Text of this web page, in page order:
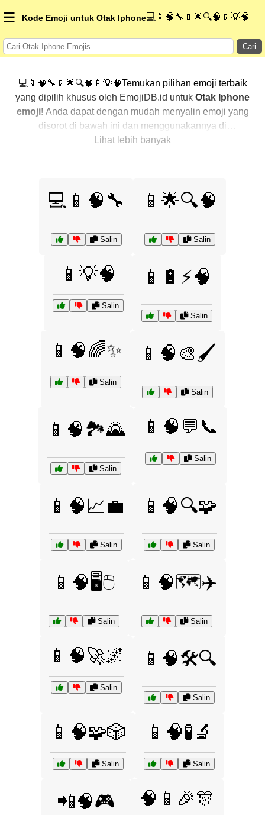
☰ Kode Emoji untuk Otak Iphone💻📱🧠🔧📱🌟🔍🧠📱💡🧠
Cari
💻📱🧠🔧📱🌟🔍🧠📱💡🧠Temukan pilihan emoji terbaik
yang dipilih khusus oleh EmojiDB.id untuk Otak Iphone
emoji! Anda dapat dengan mudah menyalin emoji yang
disorot di bawah ini dan menggunakannya di
percakapan Anda untuk menambahkan sentuhan
lainnya untuk menemukan cara baru dalam
mengekspresikan
Otak Iphone dengan emoji
Lihat lebih banyak
💻📱🧠🔧
Salin
📱🌟🔍🧠
Salin
📱💡🧠
Salin
📱🔋⚡🧠
Salin
📱🧠🌈✨
Salin
📱🧠🎨🖌️
Salin
📱🧠🏞️🌄
Salin
📱🧠💬📞
Salin
📱🧠📈💼
Salin
📱🧠🔍🧩
Salin
📱🧠🖥️🖱️
Salin
📱🧠🗺️✈️
Salin
📱🧠🚀🌌
Salin
📱🧠🛠️🔍
Salin
📱🧠🧩🎲
Salin
📱🧠🧪🔬
Salin
📲🧠🎮 🧠📱🎉🎊